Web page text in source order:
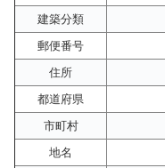
建築分類
郵便番号
住所
都道府県
市町村
地名